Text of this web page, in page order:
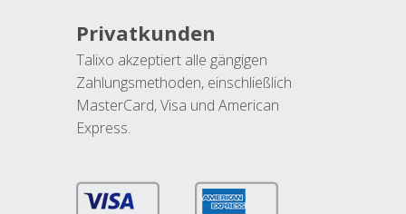
Privatkunden
Talixo akzeptiert alle gängigen
Zahlungsmethoden, einschließlich
MasterCard, Visa und American
Express.